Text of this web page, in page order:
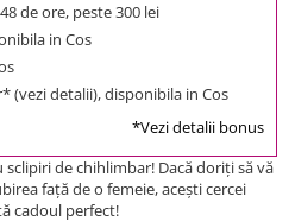
de ore, peste 300 lei
in Cos
(vezi detalii), disponibila in Cos
*Vezi detalii bonus
sclipiri de chihlimbar! Dacă doriţi să vă
faţă de o femeie, aceşti cercei
cadoul perfect!